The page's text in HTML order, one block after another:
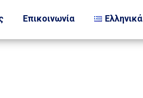
Επικοινωνία Ελληνικά